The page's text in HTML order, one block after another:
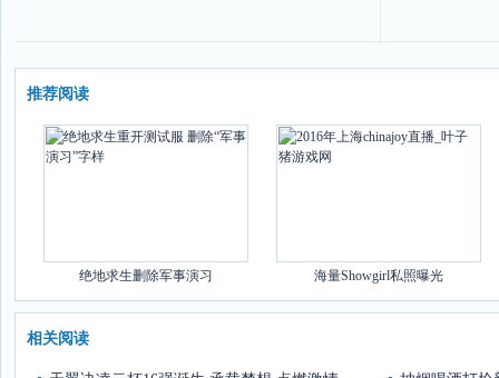
推荐阅读
绝地求生删除军事演习 海量Showgirl私照曝光
相关阅读